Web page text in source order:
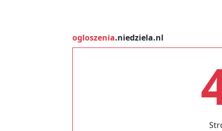
ogloszenia.niedziela.nl